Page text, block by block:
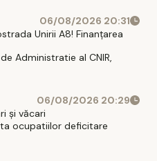
06/08/2026 20:31
Unirii A8! Finanțarea
Administratie al CNIR,
06/08/2026 20:29
și văcari
ocupatiilor deficitare